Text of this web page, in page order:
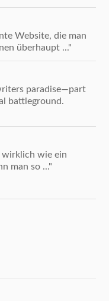
Website, die man
überhaupt ..."
paradise—part
battleground.
wirklich wie ein
man so ..."